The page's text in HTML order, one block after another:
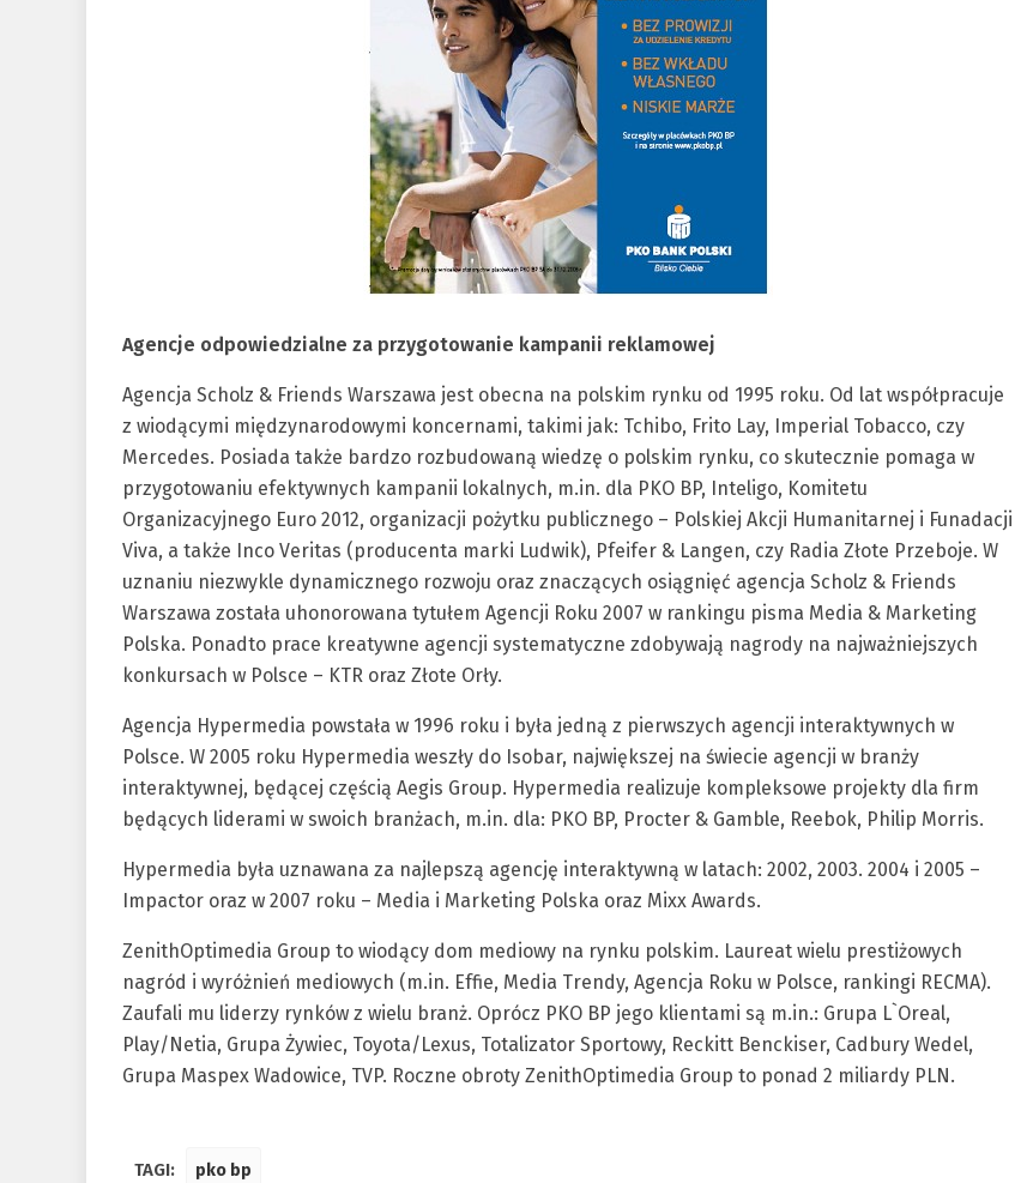
Agencje odpowiedzialne za przygotowanie kampanii reklamowej
Agencja Scholz & Friends Warszawa jest obecna na polskim rynku od 1995 roku. Od lat współpracuje
z wiodącymi międzynarodowymi koncernami, takimi jak: Tchibo, Frito Lay, Imperial Tobacco, czy
Mercedes. Posiada także bardzo rozbudowaną wiedzę o polskim rynku, co skutecznie pomaga w
przygotowaniu efektywnych kampanii lokalnych, m.in. dla PKO BP, Inteligo, Komitetu
Organizacyjnego Euro 2012, organizacji pożytku publicznego – Polskiej Akcji Humanitarnej i Funadacji
Viva, a także Inco Veritas (producenta marki Ludwik), Pfeifer & Langen, czy Radia Złote Przeboje. W
uznaniu niezwykle dynamicznego rozwoju oraz znaczących osiągnięć agencja Scholz & Friends
Warszawa została uhonorowana tytułem Agencji Roku 2007 w rankingu pisma Media & Marketing
Polska. Ponadto prace kreatywne agencji systematyczne zdobywają nagrody na najważniejszych
konkursach w Polsce – KTR oraz Złote Orły.
Agencja Hypermedia powstała w 1996 roku i była jedną z pierwszych agencji interaktywnych w
Polsce. W 2005 roku Hypermedia weszły do Isobar, największej na świecie agencji w branży
interaktywnej, będącej częścią Aegis Group. Hypermedia realizuje kompleksowe projekty dla firm
będących liderami w swoich branżach, m.in. dla: PKO BP, Procter & Gamble, Reebok, Philip Morris.
Hypermedia była uznawana za najlepszą agencję interaktywną w latach: 2002, 2003. 2004 i 2005 –
Impactor oraz w 2007 roku – Media i Marketing Polska oraz Mixx Awards.
ZenithOptimedia Group to wiodący dom mediowy na rynku polskim. Laureat wielu prestiżowych
nagród i wyróżnień mediowych (m.in. Effie, Media Trendy, Agencja Roku w Polsce, rankingi RECMA).
Zaufali mu liderzy rynków z wielu branż. Oprócz PKO BP jego klientami są m.in.: Grupa L`Oreal,
Play/Netia, Grupa Żywiec, Toyota/Lexus, Totalizator Sportowy, Reckitt Benckiser, Cadbury Wedel,
Grupa Maspex Wadowice, TVP. Roczne obroty ZenithOptimedia Group to ponad 2 miliardy PLN.
TAGI: pko bp